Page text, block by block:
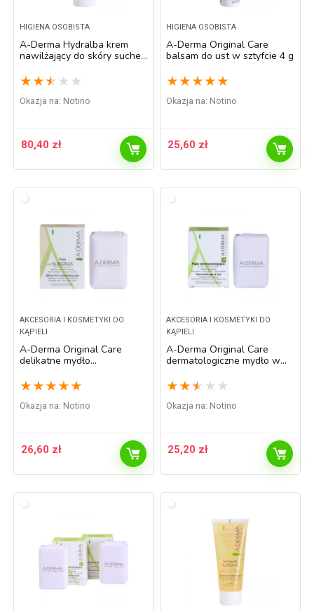
HIGIENA OSOBISTA
A-Derma Hydralba krem
nawilżający do skóry suchej
★ ★ ★ ★ ★
Okazja na: Notino
80,40 zł
HIGIENA OSOBISTA
A-Derma Original Care
balsam do ust w sztyfcie 4 g
★ ★ ★ ★ ★
Okazja na: Notino
25,60 zł
AKCESORIA I KOSMETYKI DO
KĄPIELI
A-Derma Original Care
delikatne mydło
★ ★ ★ ★ ★
Okazja na: Notino
26,60 zł
AKCESORIA I KOSMETYKI DO
KĄPIELI
A-Derma Original Care
dermatologiczne mydło w
podrażnionej 100 g
★ ★ ★ ★ ★
Okazja na: Notino
25,20 zł